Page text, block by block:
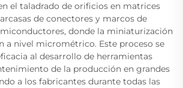
el taladrado de orificios en matrices
de conectores y marcos de
donde la miniaturización
a nivel micrométrico. Este proceso se
al desarrollo de herramientas
de la producción en grandes
a los fabricantes durante todas las